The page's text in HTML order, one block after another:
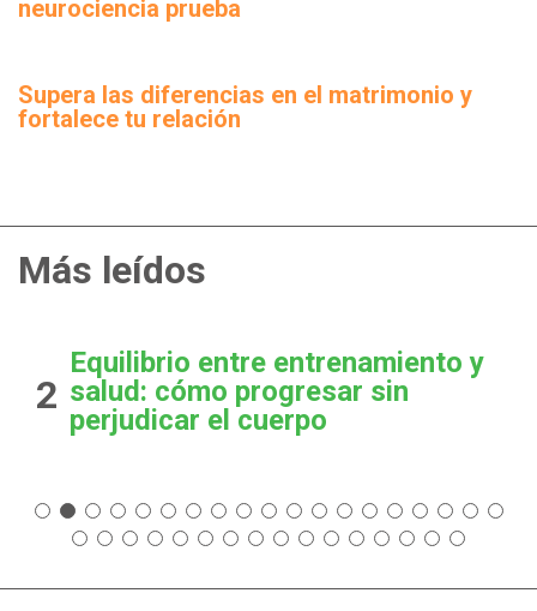
neurociencia prueba
Supera las diferencias en el matrimonio y
fortalece tu relación
Más leídos
2
Equilibrio entre entrenamiento y
salud: cómo progresar sin
perjudicar el cuerpo